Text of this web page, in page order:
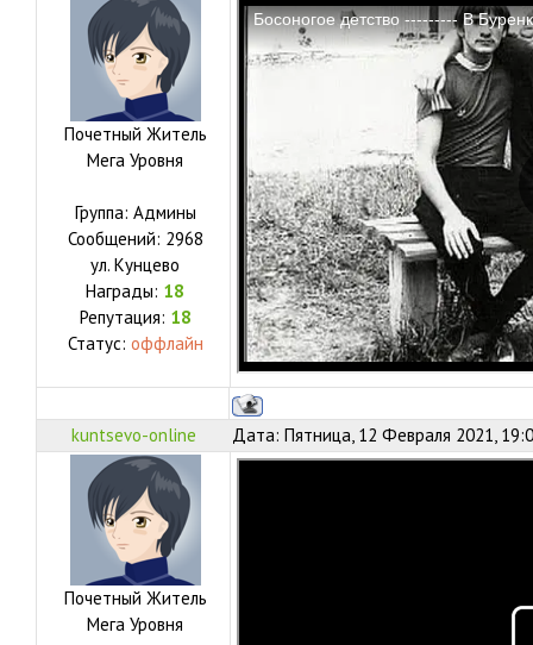
Почетный Житель
Мега Уровня
Группа: Админы
Сообщений: 2968
ул. Кунцево
Награды: 18
Репутация: 18
Статус: оффлайн
kuntsevo-online Дата: Пятница, 12 Февраля 2021,
Почетный Житель
Мега Уровня